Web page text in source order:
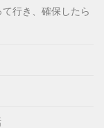
行き、確保したら